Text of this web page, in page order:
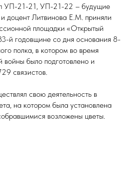
УП-21-21, УП-21-22 – будущие
доцент Литвинова Е.М. приняли
площадки «Открытый
й годовщине со дня основания 8-
полка, в котором во время
было подготовлено и
связистов.
свою деятельность в
на котором была установлена
возложены цветы.